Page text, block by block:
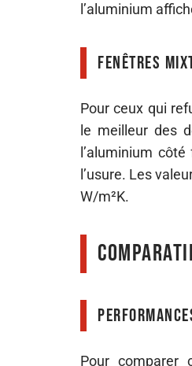
l’aluminium
Fenêtres
Pour ceux qui
le meilleur des
l’aluminium
l’usure. Les
W/m²K.
Pour comparer